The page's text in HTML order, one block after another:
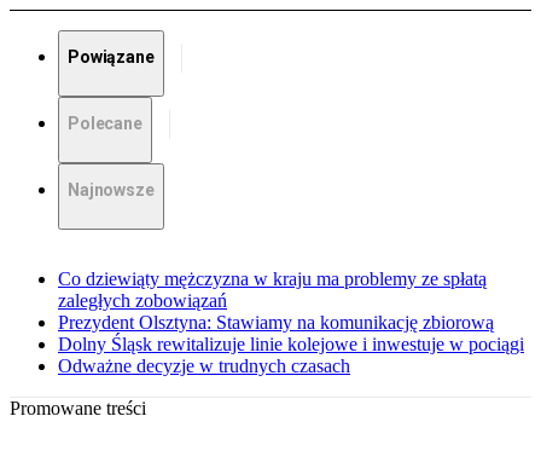
Powiązane
Polecane
Najnowsze
Co dziewiąty mężczyzna w kraju ma problemy ze spłatą
zaległych zobowiązań
Prezydent Olsztyna: Stawiamy na komunikację zbiorową
Dolny Śląsk rewitalizuje linie kolejowe i inwestuje w pociągi
Odważne decyzje w trudnych czasach
Promowane treści